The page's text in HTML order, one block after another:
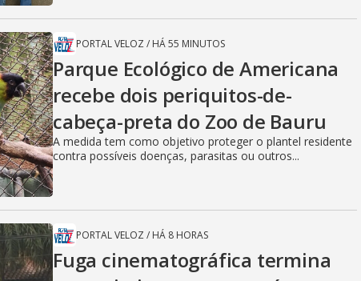
PORTAL VELOZ / HÁ 55 MINUTOS
Parque Ecológico de Americana
recebe dois periquitos-de-
cabeça-preta do Zoo de Bauru
A medida tem como objetivo proteger o plantel residente
contra possíveis doenças, parasitas ou outros...
PORTAL VELOZ / HÁ 8 HORAS
Fuga cinematográfica termina